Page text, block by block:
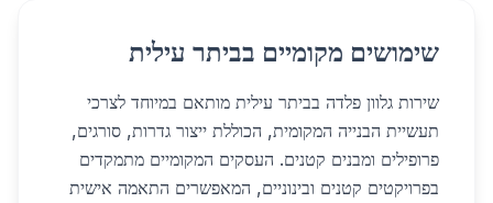
שימושים מקומיים בביתר עילית
שירות גלוון פלדה בביתר עילית מותאם במיוחד לצרכי
תעשיית הבנייה המקומית, הכוללת ייצור גדרות, סורגים,
פרופילים ומבנים קטנים. העסקים המקומיים מתמקדים
בפרויקטים קטנים ובינוניים, המאפשרים התאמה אישית